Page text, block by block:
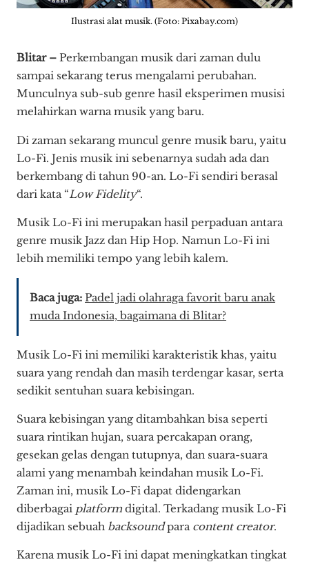
Ilustrasi alat musik. (Foto: Pixabay.com)
Blitar – Perkembangan musik dari zaman dulu
sampai sekarang terus mengalami perubahan.
Munculnya sub-sub genre hasil eksperimen musisi
melahirkan warna musik yang baru.
Di zaman sekarang muncul genre musik baru, yaitu
Lo-Fi. Jenis musik ini sebenarnya sudah ada dan
berkembang di tahun 90-an. Lo-Fi sendiri berasal
dari kata “Low Fidelity“.
Musik Lo-Fi ini merupakan hasil perpaduan antara
genre musik Jazz dan Hip Hop. Namun Lo-Fi ini
lebih memiliki tempo yang lebih kalem.
Baca juga: Padel jadi olahraga favorit baru anak
muda Indonesia, bagaimana di Blitar?
Musik Lo-Fi ini memiliki karakteristik khas, yaitu
suara yang rendah dan masih terdengar kasar, serta
sedikit sentuhan suara kebisingan.
Suara kebisingan yang ditambahkan bisa seperti
suara rintikan hujan, suara percakapan orang,
gesekan gelas dengan tutupnya, dan suara-suara
alami yang menambah keindahan musik Lo-Fi.
Zaman ini, musik Lo-Fi dapat didengarkan
diberbagai platformdigital. Terkadang musik Lo-Fi
dijadikan sebuah backsoundpara content creator.
Karena musik Lo-Fi ini dapat meningkatkan tingkat